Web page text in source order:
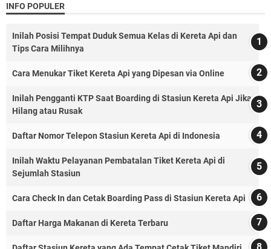
INFO POPULER
Inilah Posisi Tempat Duduk Semua Kelas di Kereta Api dan
Tips Cara Milihnya
Cara Menukar Tiket Kereta Api yang Dipesan via Online
Inilah Pengganti KTP Saat Boarding di Stasiun Kereta Api Jika
Hilang atau Rusak
Daftar Nomor Telepon Stasiun Kereta Api di Indonesia
Inilah Waktu Pelayanan Pembatalan Tiket Kereta Api di
Sejumlah Stasiun
Cara Check In dan Cetak Boarding Pass di Stasiun Kereta Api
Daftar Harga Makanan di Kereta Terbaru